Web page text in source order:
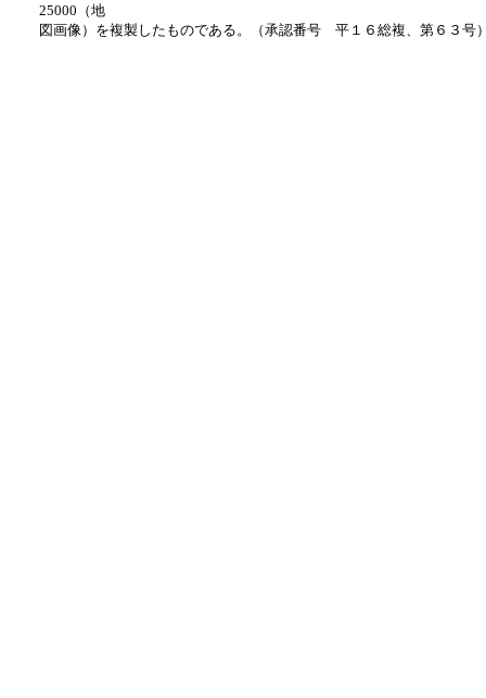
25000（地
図画像）を複製したものである。（承認番号 平１６総複、第６３号